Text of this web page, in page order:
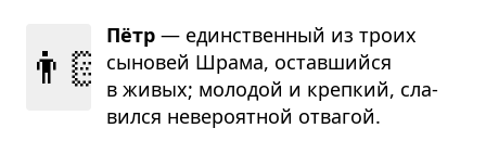
👨🏻
Пётр — един­ствен­ный из троих
сыно­вей Шрама, остав­шийся
в живых; моло­дой и креп­кий, сла­
вился неве­ро­ят­ной отва­гой.